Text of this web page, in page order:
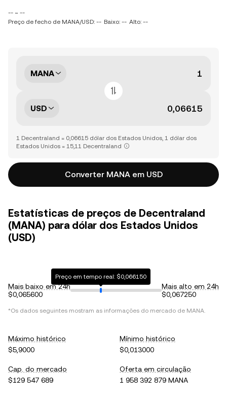
-- ~ --
Preço de fecho de MANA/USD: -- Baixo: -- Alto: --
MANA
USD
1 Decentraland = 0,06615 dólar dos Estados Unidos, 1 dólar dos
Estados Unidos = 15,11 Decentraland
Converter MANA em USD
Estatísticas de preços de Decentraland
(MANA) para dólar dos Estados Unidos
(USD)
Mais baixo em 24h
$0,065600
Preço em tempo real: $0,066150
Mais alto em 24h
$0,067250
*Os dados seguintes mostram as informações do mercado de MANA.
Máximo histórico
$5,9000
Mínimo histórico
$0,013000
Cap. do mercado
$129 547 689
Oferta em circulação
1 958 392 879 MANA